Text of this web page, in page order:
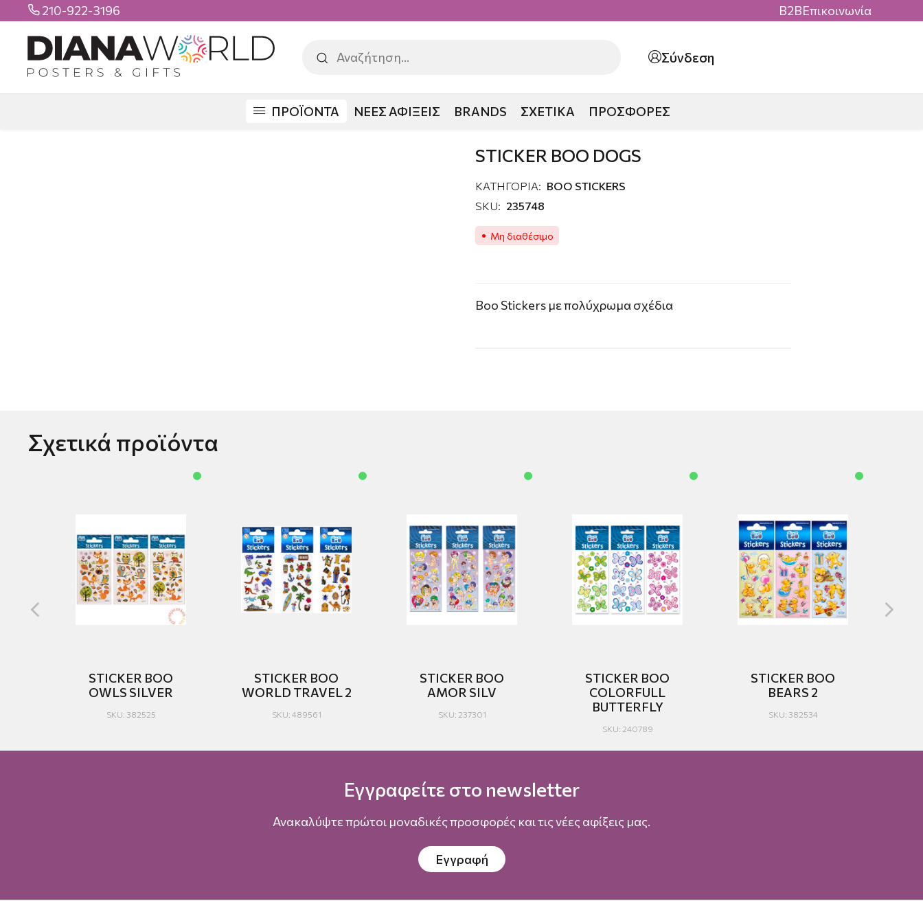
 210-922-3196 B2BΕπικοινωνία
Σύνδεση
ΠΡΟΪΟΝΤΑ ΝΕΕΣ ΑΦΙΞΕΙΣ BRANDS ΣΧΕΤΙΚΑ ΠΡΟΣΦΟΡΕΣ
STICKER BOO DOGS
ΚΑΤΗΓΟΡΙΑ: ΒΟΟ STICKERS
SKU: 235748
Μη διαθέσιμο
Boo Stickers με πολύχρωμα σχέδια
Σχετικά προϊόντα
STICKER BOO
OWLS SILVER
SKU: 382525
STICKER BOO
WORLD TRAVEL 2
SKU: 489561
STICKER BOO
AMOR SILV
SKU: 237301
STICKER BOO
COLORFULL
BUTTERFLY
SKU: 240789
STICKER BOO
BEARS 2
SKU: 382534
Εγγραφείτε στο newsletter
Ανακαλύψτε πρώτοι μοναδικές προσφορές και τις νέες αφίξεις μας.
Εγγραφή